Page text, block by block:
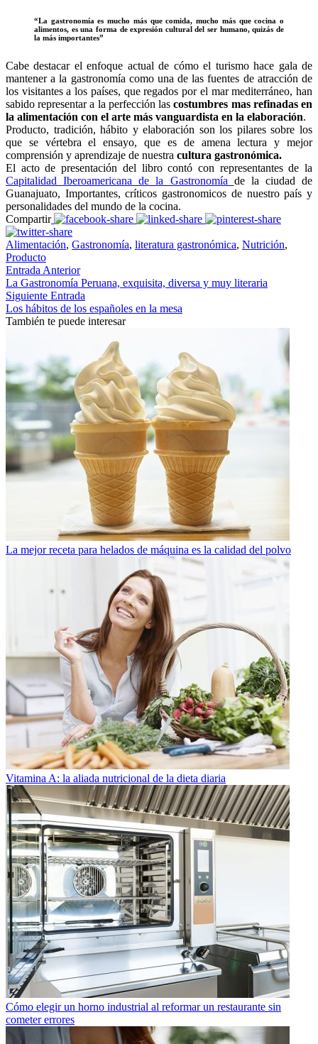
“La gastronomía es mucho más que comida, mucho más que cocina o
alimentos, es una forma de expresión cultural del ser humano, quizás de
la más importantes”
Cabe destacar el enfoque actual de cómo el turismo hace gala de
mantener a la gastronomía como una de las fuentes de atracción de
los visitantes a los países, que regados por el mar mediterráneo, han
sabido representar a la perfección lascostumbres mas refinadas en
la alimentación con el arte más vanguardista en la elaboración.
Producto, tradición, hábito y elaboración son los pilares sobre los
que se vértebra el ensayo, que es de amena lectura y mejor
comprensión y aprendizaje de nuestra cultura gastronómica.
El acto de presentación del libro contó con representantes de la
Capitalidad Iberoamericana de la Gastronomía de la ciudad de
Guanajuato, Importantes, críticos gastronomicos de nuestro país y
personalidades del mundo de la cocina.
Compartir
Alimentación, Gastronomía, literatura gastronómica, Nutrición,
Producto
Entrada Anterior
La Gastronomía Peruana, exquisita, diversa y muy literaria
Siguiente Entrada
Los hábitos de los españoles en la mesa
También te puede interesar
La mejor receta para helados de máquina es la calidad del polvo
Vitamina A: la aliada nutricional de la dieta diaria
Cómo elegir un horno industrial al reformar un restaurante sin
cometer errores